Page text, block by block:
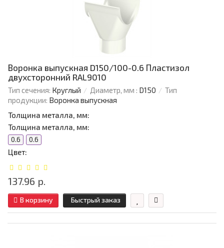
Воронка выпускная D150/100-0.6 Пластизол
двухсторонний RAL9010
Тип сечения: Круглый Диаметр, мм : D150
Тип
продукции: Воронка выпускная
Толщина металла, мм:
Толщина металла, мм:
0.6 0.6
Цвет:
137.96 р.
В корзину Быстрый заказ